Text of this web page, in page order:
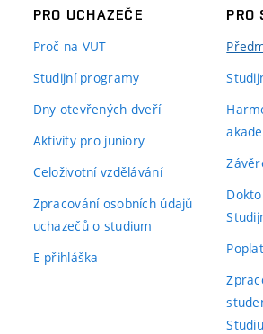
PRO UCHAZEČE
Proč na VUT
Studijní programy
Dny otevřených dveří
Aktivity pro juniory
Celoživotní vzdělávání
Zpracování osobních údajů
uchazečů o studium
E-přihláška
PRO